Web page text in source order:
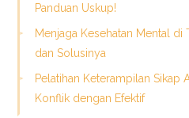
Panduan Uskup!
Menjaga Kesehatan Mental di
dan Solusinya
Pelatihan Keterampilan Sikap
Konflik dengan Efektif